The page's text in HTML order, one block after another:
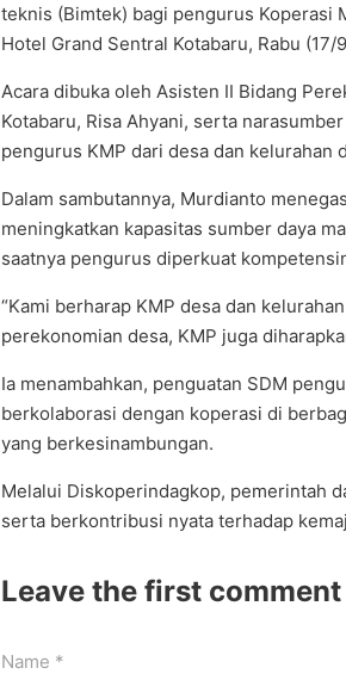
teknis (Bimtek) bagi pengurus Koperasi
Hotel Grand Sentral Kotabaru, Rabu (17/
Acara dibuka oleh Asisten II Bidang
Kotabaru, Risa Ahyani, serta
pengurus KMP dari desa dan kelurahan
Dalam sambutannya, Murdianto
meningkatkan kapasitas sumber daya
saatnya pengurus diperkuat
“Kami berharap KMP desa dan
perekonomian desa, KMP juga
Ia menambahkan, penguatan SDM
berkolaborasi dengan koperasi di
yang berkesinambungan.
Melalui Diskoperindagkop, pemerintah
serta berkontribusi nyata terhadap
Leave the first comment
Name *